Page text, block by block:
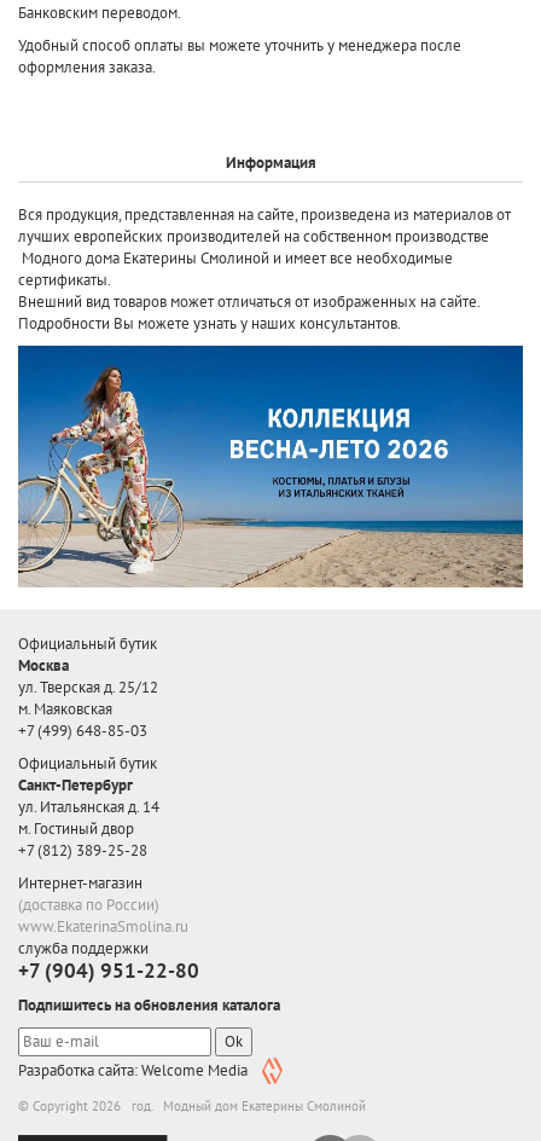
Банковским переводом.
Удобный способ оплаты вы можете уточнить у менеджера после
оформления заказа.
Информация
Вся продукция, представленная на сайте, произведена из материалов от
лучших европейских производителей на собственном производстве
Модного дома Екатерины Смолиной и имеет все необходимые
сертификаты.
Внешний вид товаров может отличаться от изображенных на сайте.
Подробности Вы можете узнать у наших консультантов.
Официальный бутик
Москва
ул. Тверская д. 25/12
м. Маяковская
+7 (499) 648-85-03
Официальный бутик
Санкт-Петербург
ул. Итальянская д. 14
м. Гостиный двор
+7 (812) 389-25-28
Интернет-магазин
(доставка по России)
www.EkaterinaSmolina.ru
служба поддержки
+7 (904) 951-22-80
Подпишитесь на обновления каталога
Ok
Разработка сайта: Welcome Media
© Copyright 2026 год. Модный дом Екатерины Смолиной